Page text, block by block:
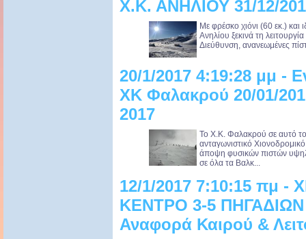
Χ.Κ. ΑΝΗΛΙΟΥ 31/12/
Με φρέσκο χιόνι (60 εκ.) και
Ανηλίου ξεκινά τη
Διεύθυνση, ανανεωμένες
20/1/2017 4:19:28 μμ -
ΧΚ Φαλακρού 20/01/
2017
Το Χ.Κ. Φαλακρού σε αυτό το
ανταγωνιστικό
άποψη φυσικών πιστών
σε όλα τα Βαλκ...
12/1/2017 7:10:15 πμ
ΚΕΝΤΡΟ 3-5
Αναφορά Καιρού &